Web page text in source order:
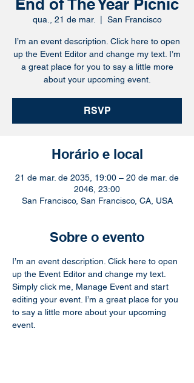
End of The Year Picnic
qua., 21 de mar. San Francisco
I’m an event description. Click here to open
up the Event Editor and change my text. I’m
a great place for you to say a little more
about your upcoming event.
RSVP
Horário e local
21 de mar. de 2035, 19:00 – 20 de mar. de
2046, 23:00
San Francisco, San Francisco, CA, USA
Sobre o evento
I’m an event description. Click here to open
up the Event Editor and change my text.
Simply click me, Manage Event and start
editing your event. I’m a great place for you
to say a little more about your upcoming
event.